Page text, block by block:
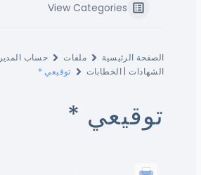
View Categories
الصفحة الرئيسية ملفات
حساب المدير
الشهادات | الخطابات
توقيعي *
توقيعي *